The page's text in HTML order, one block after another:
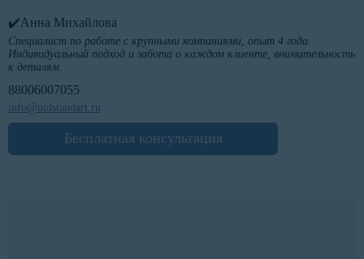
✔️Анна Михайлова
Специалист по работе с крупными компаниями, опыт 4 года.
Индивидуальный подход и забота о каждом клиенте, внимательность
к деталям.
88006007055
info@ntdstandart.ru
Бесплатная консультация